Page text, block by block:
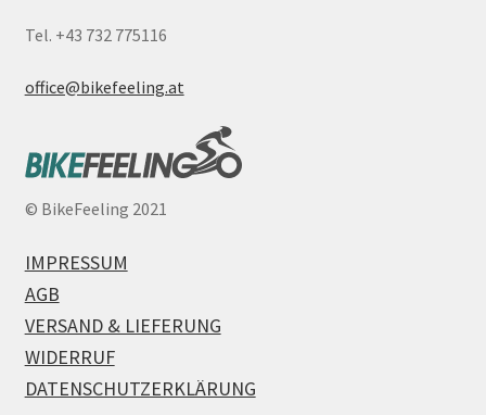
Tel. +43 732 775116
office@bikefeeling.at
© BikeFeeling 2021
IMPRESSUM
AGB
VERSAND & LIEFERUNG
WIDERRUF
DATENSCHUTZERKLÄRUNG